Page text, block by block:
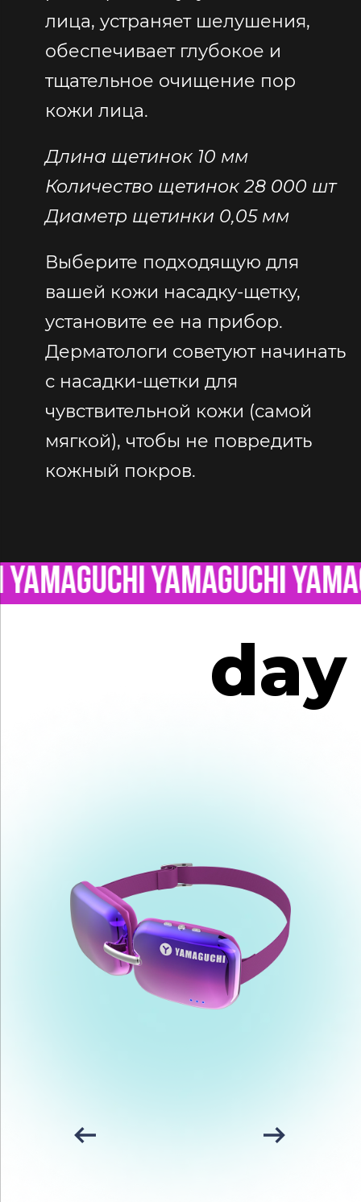
лица, устраняет шелушения,
обеспечивает глубокое и
тщательное очищение пор
кожи лица.
Длина щетинок 10 мм
Количество щетинок 28 000 шт
Диаметр щетинки 0,05 мм
Выберите подходящую для
вашей кожи насадку-щетку,
установите ее на прибор.
Дерматологи советуют начинать
с насадки-щетки для
чувствительной кожи (самой
мягкой), чтобы не повредить
кожный покров.
YAMAGUCHI
day